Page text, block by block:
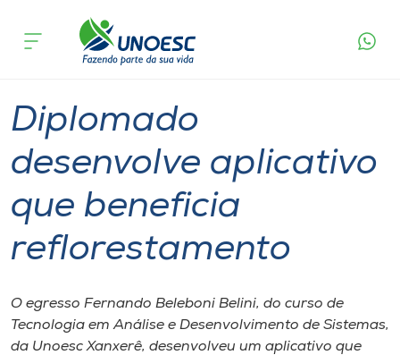
Cursos
Pesquisa
Atendimento ao Estudante
Portal de Ensino
A
Unoesc
acontece
Diplomado
desenvolve aplicativo
que beneficia
reflorestamento
O egresso Fernando Beleboni Belini, do curso de
Tecnologia em Análise e Desenvolvimento de Sistemas,
da Unoesc Xanxerê, desenvolveu um aplicativo que